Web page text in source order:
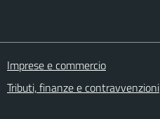
Imprese e commercio
Tributi, finanze e contravvenzioni